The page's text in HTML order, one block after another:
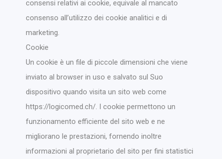
consensi relativi ai cookie, equivale al mancato
consenso all’utilizzo dei cookie analitici e di
marketing.
Cookie
Un cookie è un file di piccole dimensioni che viene
inviato al browser in uso e salvato sul Suo
dispositivo quando visita un sito web come
https://logicomed.ch/. I cookie permettono un
funzionamento efficiente del sito web e ne
migliorano le prestazioni, fornendo inoltre
informazioni al proprietario del sito per fini statistici